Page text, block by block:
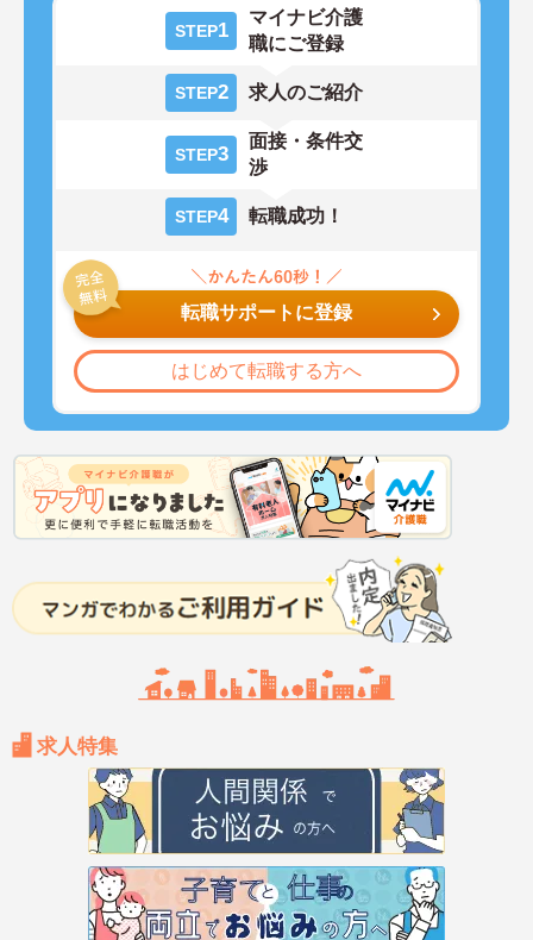
STEP1
マイナビ介護
職にご登録
STEP2 求人のご紹介
STEP3
面接・条件交
渉
STEP4 転職成功！
転職サポートに登録
はじめて転職する方へ
求人特集